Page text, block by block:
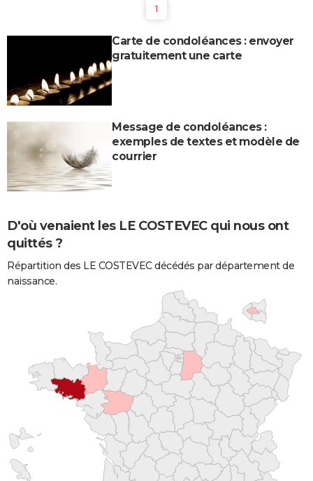
1
Carte de condoléances : envoyer
gratuitement une carte
Message de condoléances :
exemples de textes et modèle de
courrier
D'où venaient les LE COSTEVEC qui nous ont
quittés ?
Répartition des LE COSTEVEC décédés par département de
naissance.